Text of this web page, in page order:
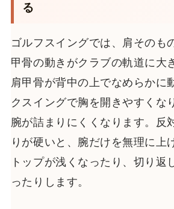
る
ゴルフスイングでは、肩そのも
甲骨の動きがクラブの軌道に大
肩甲骨が背中の上でなめらかに
クスイングで胸を開きやすくな
腕が詰まりにくくなります。反
りが硬いと、腕だけを無理に上
トップが浅くなったり、切り返
ったりします。